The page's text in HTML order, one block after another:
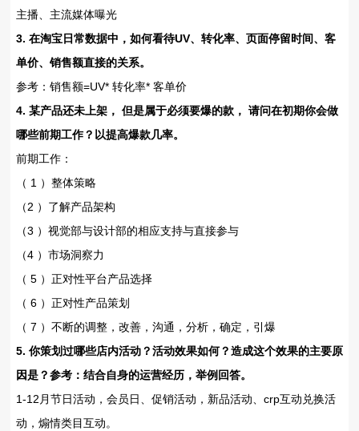
主播、主流媒体曝光
3. 在淘宝日常数据中，如何看待UV、转化率、页面停留时间、客
单价、销售额直接的关系。
参考：销售额=UV* 转化率* 客单价
4. 某产品还未上架， 但是属于必须要爆的款， 请问在初期你会做
哪些前期工作？以提高爆款几率。
前期工作：
（ 1 ）整体策略
（2 ）了解产品架构
（3 ）视觉部与设计部的相应支持与直接参与
（4 ）市场洞察力
（ 5 ）正对性平台产品选择
（ 6 ）正对性产品策划
（ 7 ）不断的调整，改善，沟通，分析，确定，引爆
5. 你策划过哪些店内活动？活动效果如何？造成这个效果的主要原
因是？参考：结合自身的运营经历，举例回答。
1-12月节日活动，会员日、促销活动，新品活动、crp互动兑换活
动，煽情类目互动。